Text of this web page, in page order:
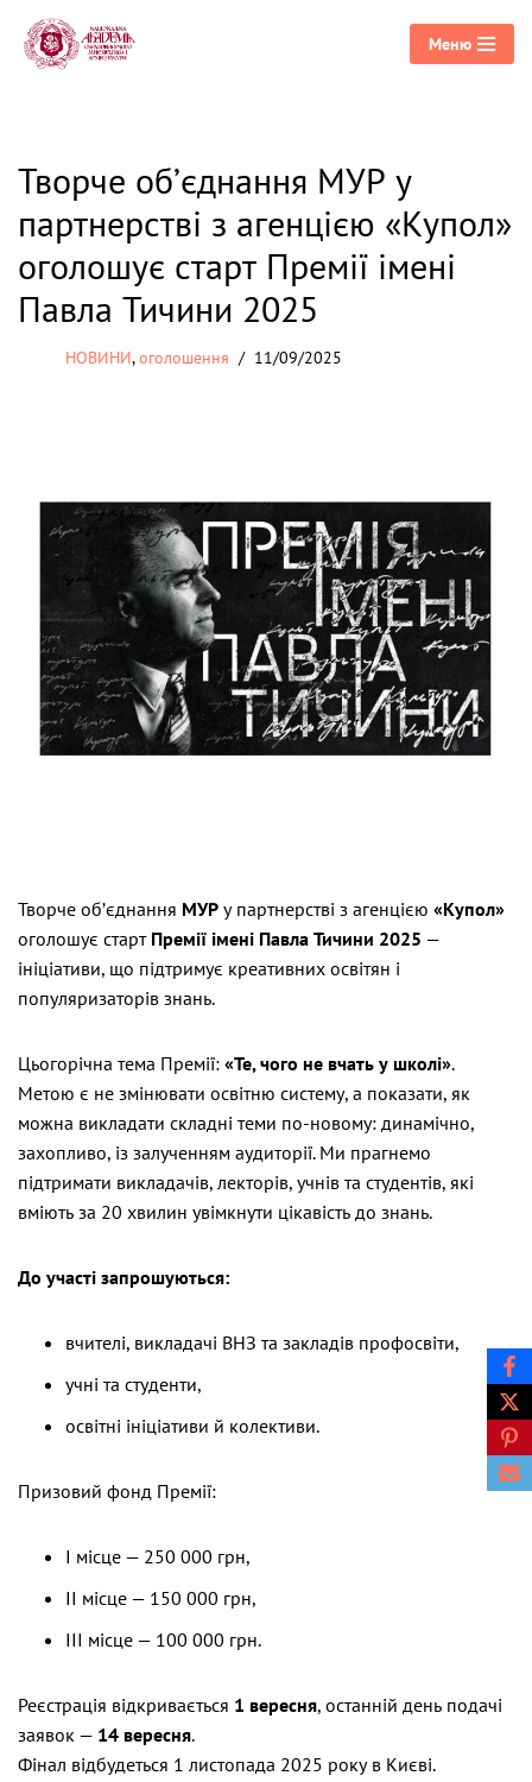
Перейти
Меню
Творче об’єднання МУР у
партнерстві з агенцією «Купол»
оголошує старт Премії імені
Павла Тичини 2025
НОВИНИ,оголошення 11/09/2025
Творче об’єднання МУР у партнерстві з агенцією «Купол»
оголошує старт Премії імені Павла Тичини 2025 —
ініціативи, що підтримує креативних освітян і
популяризаторів знань.
Цьогорічна тема Премії: «Те, чого не вчать у школі».
Метою є не змінювати освітню систему, а показати, як
можна викладати складні теми по-новому: динамічно,
захопливо, із залученням аудиторії. Ми прагнемо
підтримати викладачів, лекторів, учнів та студентів, які
вміють за 20 хвилин увімкнути цікавість до знань.
До участі запрошуються:
вчителі, викладачі ВНЗ та закладів профосвіти,
учні та студенти,
освітні ініціативи й колективи.
Призовий фонд Премії:
І місце — 250 000 грн,
ІІ місце — 150 000 грн,
ІІІ місце — 100 000 грн.
Реєстрація відкривається 1 вересня, останній день подачі
заявок — 14 вересня.
Фінал відбудеться 1 листопада 2025 року в Києві.